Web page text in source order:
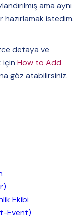
ama aynı
istedim.
detaya ve
için How to Add
göz atabilirsiniz.
Ekibi
Event)